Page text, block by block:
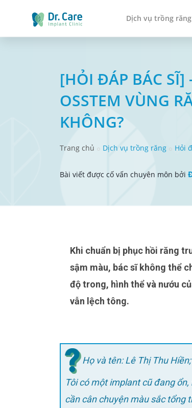
Dịch vụ trồng
[HỎI ĐÁP BÁC SĨ]
OSSTEM VÙNG
KHÔNG?
Trang chủ Dịch vụ trồng răng Hỏi
Bài viết được cố vấn chuyên môn bởi
Khi chuẩn bị phục hồi răng trước bằng implant trong bối cảnh đã có một implant cũ với mão hơi
sậm màu, bác sĩ không thể
độ trong, hình thể và nướu
vẫn lệch tông.
Họ và tên: Lê Thị Thu
Tôi có một implant cũ đang
cần cân chuyện màu sắc tổng